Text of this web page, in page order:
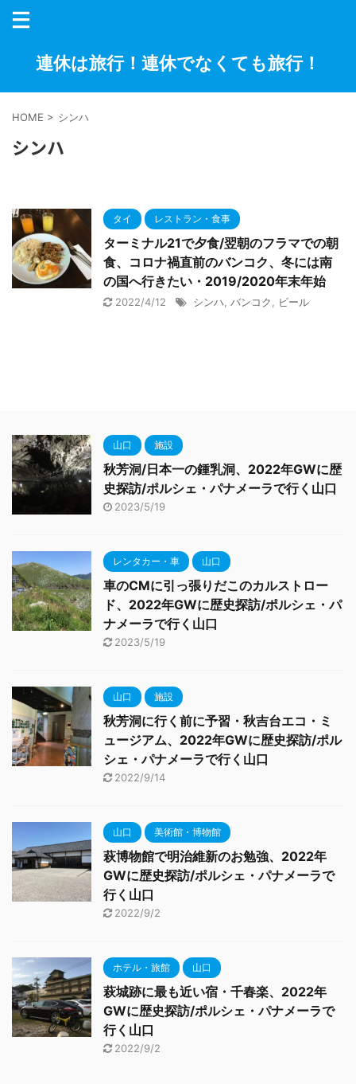
連休は旅行！連休でなくても旅行！
HOME > シンハ
シンハ
タイ レストラン・食事
ターミナル21で夕食/翌朝のフラマでの朝
食、コロナ禍直前のバンコク、冬には南
の国へ行きたい・2019/2020年末年始
2022/4/12 シンハ バンコク ビール
山口 施設
秋芳洞/日本一の鍾乳洞、2022年GWに歴
史探訪/ポルシェ・パナメーラで行く山口
2023/5/19
レンタカー・車 山口
車のCMに引っ張りだこのカルストロー
ド、2022年GWに歴史探訪/ポルシェ・パ
ナメーラで行く山口
2023/5/19
山口 施設
秋芳洞に行く前に予習・秋吉台エコ・ミ
ュージアム、2022年GWに歴史探訪/ポル
シェ・パナメーラで行く山口
2022/9/14
山口 美術館・博物館
萩博物館で明治維新のお勉強、2022年
GWに歴史探訪/ポルシェ・パナメーラで
行く山口
2022/9/2
ホテル・旅館 山口
萩城跡に最も近い宿・千春楽、2022年
GWに歴史探訪/ポルシェ・パナメーラで
行く山口
2022/9/2